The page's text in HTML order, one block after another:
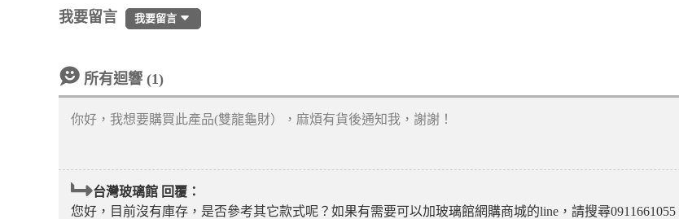
我要留言 我要留言
所有迴響 (1)
你好，我想要購買此產品(雙龍龜財），麻煩有貨後通知我，謝謝！
台灣玻璃館 回覆：
您好，目前沒有庫存，是否參考其它款式呢？如果有需要可以加玻璃館網購商城的line，請搜尋